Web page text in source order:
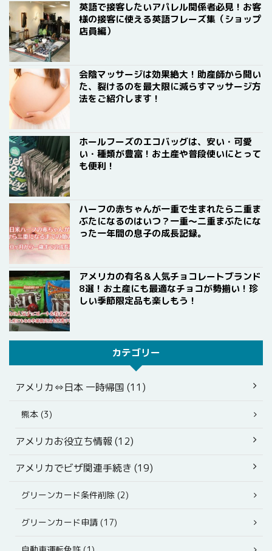
英語で接客したいアパレル関係者必見！お客
様の接客に使える英語フレーズ集（ショップ
店員編）
会陰マッサージは効果絶大！助産師から聞い
た、裂けるのを最大限に減らすマッサージ方
法をご紹介します！
ホールフーズのエコバッグは、安い・可愛
い・種類が豊富！お土産や普段使いにとって
も便利！
ハーフの赤ちゃんが一重で生まれたら二重ま
ぶたになるのはいつ？一重〜二重まぶたにな
った一年間の息子の成長記録。
アメリカの有名＆人気チョコレートブランド
8選！お土産にも最適なチョコが勢揃い！珍
しい季節限定品も楽しもう！
カテゴリー
アメリカ⇔日本 一時帰国 (11)
熊本 (3)
アメリカお役立ち情報 (12)
アメリカでビザ関連手続き (19)
グリーンカード条件削除 (2)
グリーンカード申請 (17)